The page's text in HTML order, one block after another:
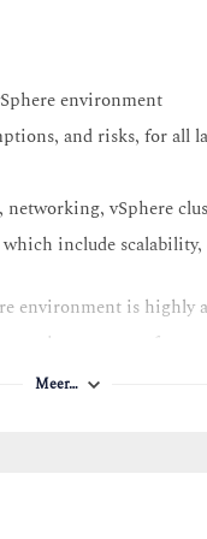
environment
and risks, for all
vSphere
include
environment is highly
environment performs
environment is secure
Meer…